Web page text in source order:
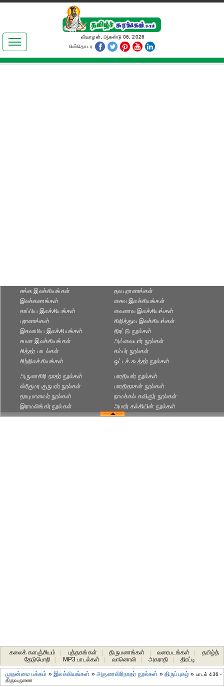
இலக்கியங்கள்
தமிழ் உலகம்
வியாழன், ஆகஸ்டு 06, 2026
பின்தொடர
சங்க இலக்கியங்கள்
இலக்கணங்கள்
காப்பிய இலக்கியங்கள்
புராணங்கள்
தல புராணங்கள்
சைவ இலக்கியங்கள்
வைணவ இலக்கியங்கள்
கிறித்துவ இலக்கியங்கள்
இசுலாமிய இலக்கியங்கள்
சமன இலக்கியங்கள்
சித்தர் பாடல்கள்
சிற்றிலக்கியங்கள்
திரட்டு நூல்கள்
அவ்வையார் நூல்கள்
கம்பர் நூல்கள்
ஒட்டக் கூத்தர் நூல்கள்
அருணகிரி நாதர் நூல்கள்
ஸ்ரீகுமர குருபரர் நூல்கள்
தாயுமானவர் நூல்கள்
இராமலிங்கர் நூல்கள்
பாரதியார் நூல்கள்
பாரதிதாசன் நூல்கள்
நாமக்கல் கவிஞர் நூல்கள்
அமரர் கல்கியின் நூல்கள்
கலைக் களஞ்சியம் புத்தகங்கள் திருமணங்கள் வரைபடங்கள்
தமிழ்த்
தேடுபொறி
MP3 பாடல்கள் வானொலி அகராதி திரட்டி
முதன்மை பக்கம் »இலக்கியங்கள் »அருணகிரிநாதர் நூல்கள் »திருப்புகழ் » பாடல் 436 -
திருவருணை